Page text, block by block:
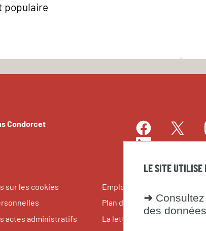
LE SITE UTILISE
➜
des
populaire
Condorcet
FacebookTwitter
sur les cookies
actes administratifs
Emplois et stages
Plan du site
La lettre du Campus